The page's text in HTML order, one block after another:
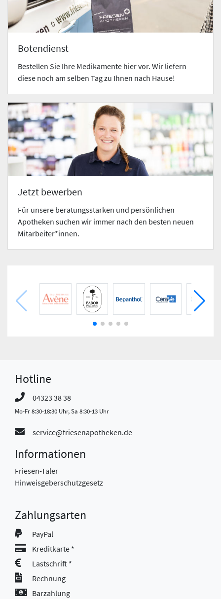
Botendienst
Bestellen Sie Ihre Medikamente hier vor. Wir liefern
diese noch am selben Tag zu Ihnen nach Hause!
Jetzt bewerben
Für unsere beratungsstarken und persönlichen
Apotheken suchen wir immer nach den besten neuen
Mitarbeiter*innen.
Hotline
04323 38 38
Mo-Fr 8:30-18:30 Uhr, Sa 8:30-13 Uhr
service@friesenapotheken.de
Informationen
Friesen-Taler
Hinweisgeberschutzgesetz
Zahlungsarten
PayPal
Kreditkarte *
Lastschrift *
Rechnung
Barzahlung